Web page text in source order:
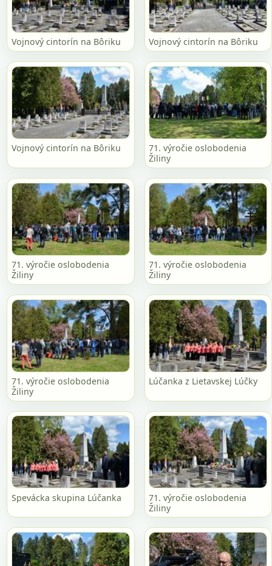
Vojnový cintorín na Bôriku Vojnový cintorín na Bôriku
Vojnový cintorín na Bôriku
71. výročie oslobodenia
Žiliny
71. výročie oslobodenia
Žiliny
71. výročie oslobodenia
Žiliny
71. výročie oslobodenia
Žiliny
Lúčanka z Lietavskej Lúčky
Spevácka skupina Lúčanka
71. výročie oslobodenia
Žiliny